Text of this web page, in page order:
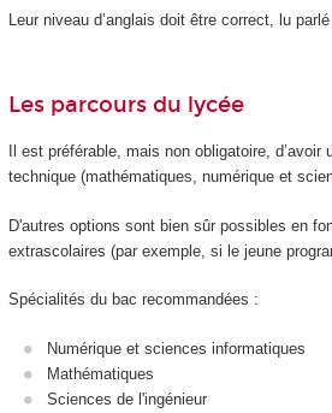
Leur niveau d’anglais doit être correct, lu
Les parcours du lycée
Il est préférable, mais non obligatoire,
technique (mathématiques, numérique et
D'autres options sont bien sûr possibles en
extrascolaires (par exemple, si le jeune
Spécialités du bac recommandées :
Numérique et sciences informatiques
Mathématiques
Sciences de l'ingénieur